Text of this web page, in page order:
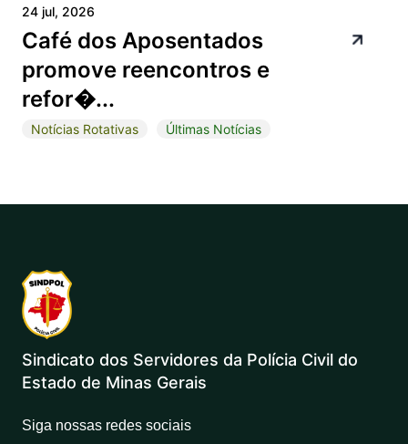
24 jul, 2026
Café dos Aposentados
promove reencontros e
refor�...
Notícias Rotativas Últimas Notícias
Sindicato dos Servidores da Polícia Civil do
Estado de Minas Gerais
Siga nossas redes sociais